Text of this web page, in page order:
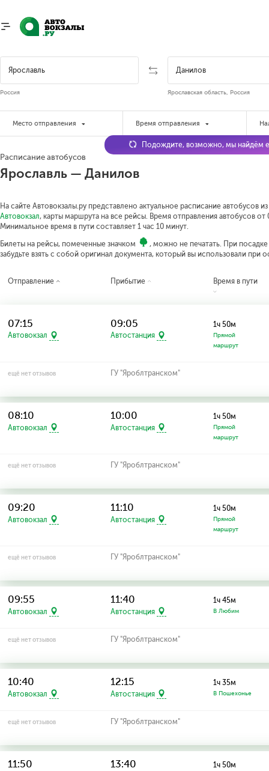
Россия Ярославская область, Россия
Место отправления Время отправления
Расписание автобусов
Ярославль — Данилов
На сайте Автовокзалы.ру представлено актуальное расписание автобусов
Автовокзал, карты маршрута на все рейсы. Время отправления автобусов от
Минимальное время в пути составляет 1 час 10 минут.
Билеты на рейсы, помеченные значком
, можно не печатать. При
забудьте взять с собой оригинал документа, который вы использовали при
Подождите, возможно, мы найдём
Отправление Прибытие Время в пути
07:15
Автовокзал
09:05
Автостанция
1ч 50м
Прямой
маршрут
ещё нет отзывов ГУ "Яроблтранском"
08:10
Автовокзал
10:00
Автостанция
1ч 50м
Прямой
маршрут
ещё нет отзывов ГУ "Яроблтранском"
09:20
Автовокзал
11:10
Автостанция
1ч 50м
Прямой
маршрут
ещё нет отзывов ГУ "Яроблтранском"
09:55
Автовокзал
11:40
Автостанция
1ч 45м
В Любим
ещё нет отзывов ГУ "Яроблтранском"
10:40
Автовокзал
12:15
Автостанция
1ч 35м
В Пошехонье
ещё нет отзывов ГУ "Яроблтранском"
11:50 13:40 1ч 50м